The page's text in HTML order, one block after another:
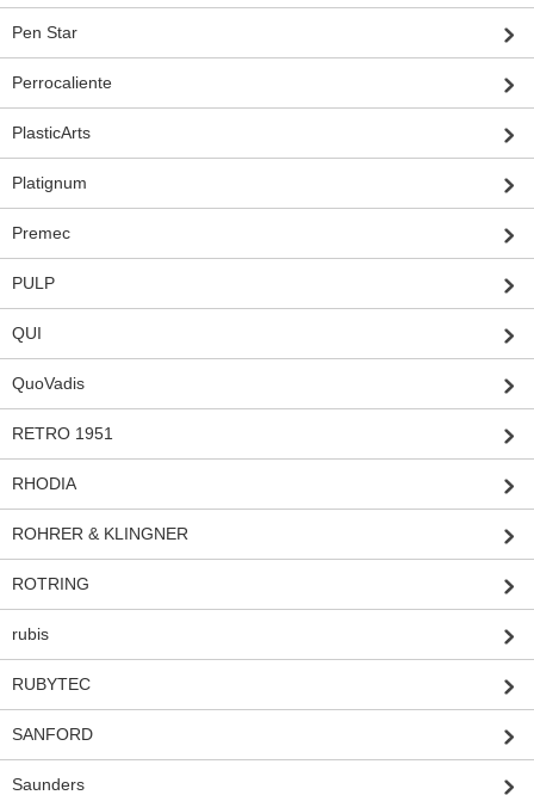
Pen Star
Perrocaliente
PlasticArts
Platignum
Premec
PULP
QUI
QuoVadis
RETRO 1951
RHODIA
ROHRER & KLINGNER
ROTRING
rubis
RUBYTEC
SANFORD
Saunders